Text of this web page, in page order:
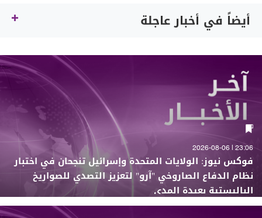
أيضاً في أخبار عاجلة
23:06 | 2026-08-06
فوكس نيوز: الولايات المتحدة وإسرائيل تنجحان في اختبار
نظام الدفاع الصاروخي "آرو" لتعزيز التصدي للصواريخ
الباليستية بعيدة المدى